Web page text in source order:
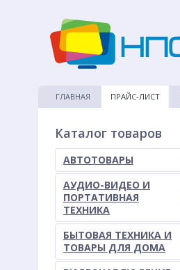
ГЛАВНАЯ ПРАЙС-ЛИСТ
Каталог товаров
АВТОТОВАРЫ
АУДИО-ВИДЕО И
ПОРТАТИВНАЯ
ТЕХНИКА
БЫТОВАЯ ТЕХНИКА И
ТОВАРЫ ДЛЯ ДОМА